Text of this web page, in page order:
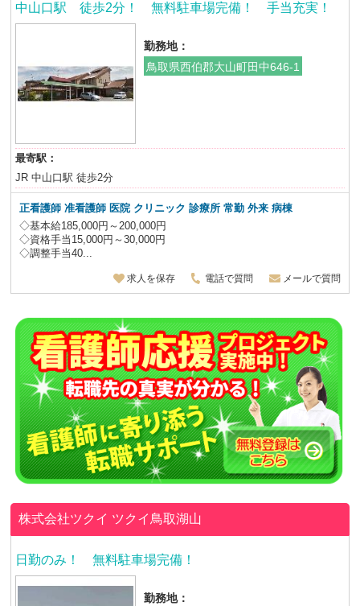
中山口駅 徒歩2分！ 無料駐車場完備！ 手当充実！
勤務地：
鳥取県西伯郡大山町田中646-1
最寄駅：
JR 中山口駅 徒歩2分
正看護師 准看護師 医院 クリニック 診療所 常勤 外来 病棟
◇基本給185,000円～200,000円
◇資格手当15,000円～30,000円
◇調整手当40...
求人を保存 電話で質問 メールで質問
株式会社ツクイ ツクイ鳥取湖山
日勤のみ！ 無料駐車場完備！
勤務地：